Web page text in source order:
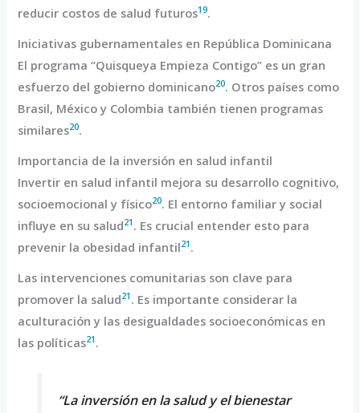
reducir costos de salud futuros19.
Iniciativas gubernamentales en República Dominicana
El programa “Quisqueya Empieza Contigo” es un gran
esfuerzo del gobierno dominicano20. Otros países como
Brasil, México y Colombia también tienen programas
similares20.
Importancia de la inversión en salud infantil
Invertir en salud infantil mejora su desarrollo cognitivo,
socioemocional y físico20. El entorno familiar y social
influye en su salud21 . Es crucial entender esto para
prevenir la obesidad infantil21 .
Las intervenciones comunitarias son clave para
promover la salud21 . Es importante considerar la
aculturación y las desigualdades socioeconómicas en
las políticas21 .
“La inversión en la salud y el bienestar